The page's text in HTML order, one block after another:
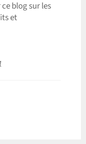
blog sur les
et